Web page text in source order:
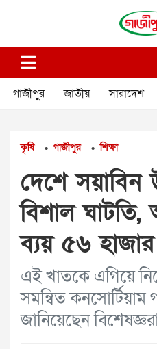
গাজীপুর কণ্ঠ
গাজীপুর জাতীয় সারাদেশ
কৃষি • গাজীপুর • শিক্ষা
দেশে সয়াবিন
বিশাল
ব্যয় ৫৬
এই খাতকে এগিয়ে
সমন্বিত
জানিয়েছেন